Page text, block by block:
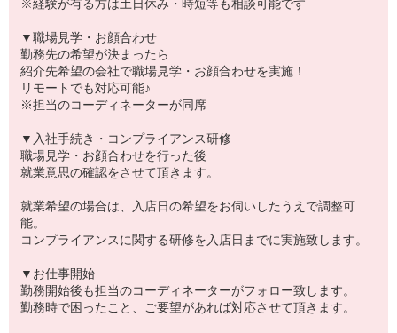
※経験が有る方は土日休み・時短等も相談可能です
▼職場見学・お顔合わせ
勤務先の希望が決まったら
紹介先希望の会社で職場見学・お顔合わせを実施！
リモートでも対応可能♪
※担当のコーディネーターが同席
▼入社手続き・コンプライアンス研修
職場見学・お顔合わせを行った後
就業意思の確認をさせて頂きます。
就業希望の場合は、入店日の希望をお伺いしたうえで調整可
能。
コンプライアンスに関する研修を入店日までに実施致します。
▼お仕事開始
勤務開始後も担当のコーディネーターがフォロー致します。
勤務時で困ったこと、ご要望があれば対応させて頂きます。